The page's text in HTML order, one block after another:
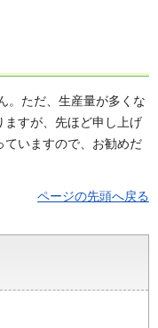
。ただ、生産量が多くな
ますが、先ほど申し上げ
ていますので、お勧めだ
ページの先頭へ戻る